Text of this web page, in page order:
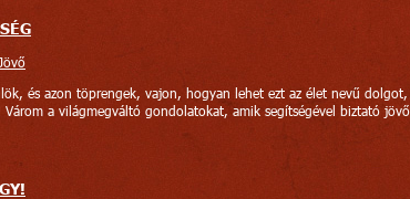
és azon töprengek, vajon, hogyan lehet ezt az élet nevű
Várom a világmegváltó gondolatokat, amik segítségével biztató